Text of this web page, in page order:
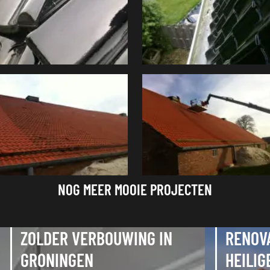
NOG MEER MOOIE PROJECTEN
ZOLDER VERBOUWING IN
GRONINGEN